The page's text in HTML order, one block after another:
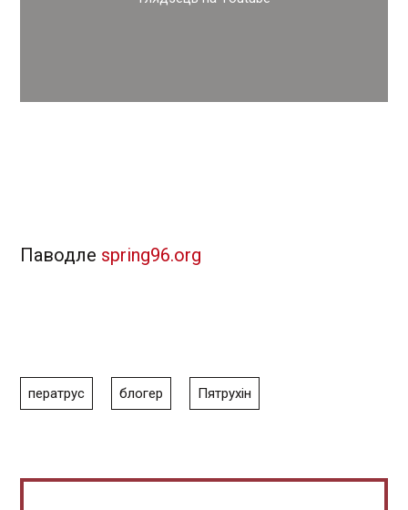
Паводле spring96.org
ператрус блогер Пятрухін